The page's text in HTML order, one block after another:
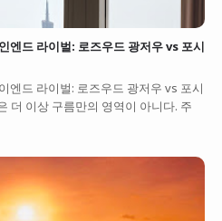
엔드 라이벌: 로즈우드 광저우 vs 포시
엔드 라이벌: 로즈우드 광저우 vs 포시
이상 구름만의 영역이 아니다. 주